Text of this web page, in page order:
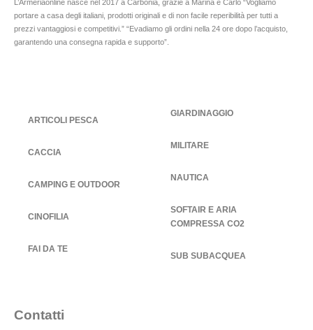
L’Armeriaonline nasce nel 2017 a Carbonia, grazie a Marina e Carlo “Vogliamo
portare a casa degli italiani, prodotti originali e di non facile reperibilità per tutti a
prezzi vantaggiosi e competitivi.” “Evadiamo gli ordini nella 24 ore dopo l’acquisto,
garantendo una consegna rapida e supporto”.
ARTICOLI PESCA
CACCIA
CAMPING E OUTDOOR
CINOFILIA
FAI DA TE
GIARDINAGGIO
MILITARE
NAUTICA
SOFTAIR E ARIA
COMPRESSA CO2
SUB SUBACQUEA
Contatti